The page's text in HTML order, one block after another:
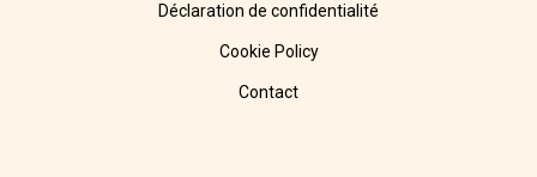
Déclaration de confidentialité
Cookie Policy
Contact